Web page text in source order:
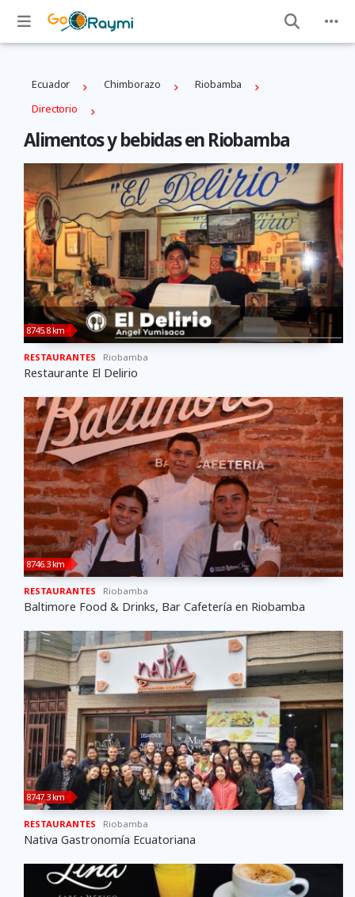
Ecuador Chimborazo
Riobamba
Directorio
Alimentos y bebidas en Riobamba
8745.8 km
RESTAURANTES Riobamba
Restaurante El Delirio
8746.3 km
RESTAURANTES Riobamba
Baltimore Food & Drinks, Bar Cafetería en Riobamba
8747.3 km
RESTAURANTES Riobamba
Nativa Gastronomía Ecuatoriana